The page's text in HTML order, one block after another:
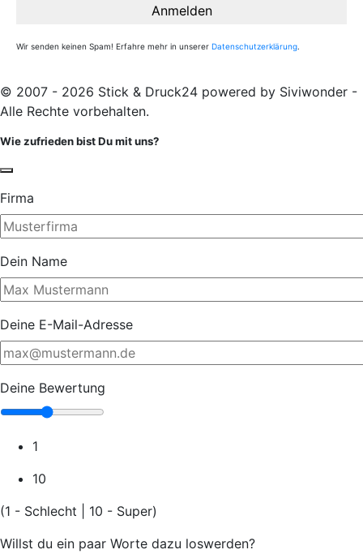
Wir senden keinen Spam! Erfahre mehr in unserer Datenschutzerklärung.
© 2007 - 2026 Stick & Druck24 powered by Siviwonder -
Alle Rechte vorbehalten.
Wie zufrieden bist Du mit uns?
Firma
Dein Name
Deine E-Mail-Adresse
Deine Bewertung
1
10
(1 - Schlecht | 10 - Super)
Willst du ein paar Worte dazu loswerden?